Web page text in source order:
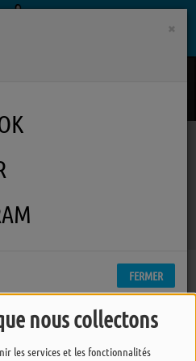
nous collectons
les services et les fonctionnalités
×
FERMER